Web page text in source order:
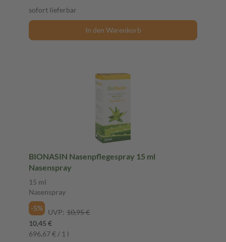
sofort lieferbar
In den Warenkorb
BIONASIN Nasenpflegespray 15 ml
Nasenspray
15 ml
Nasenspray
-5%
UVP: 10,95 €
10,45 €
696,67 € / 1 l